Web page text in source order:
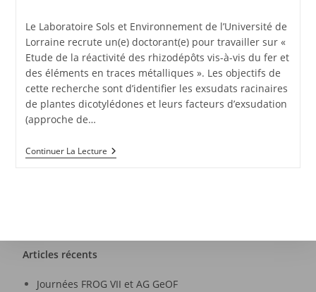
Le Laboratoire Sols et Environnement de l’Université de
Lorraine recrute un(e) doctorant(e) pour travailler sur «
Etude de la réactivité des rhizodépôts vis-à-vis du fer et
des éléments en traces métalliques ». Les objectifs de
cette recherche sont d’identifier les exsudats racinaires
de plantes dicotylédones et leurs facteurs d’exsudation
(approche de…
Continuer La Lecture
Articles récents
Journées FROG VII et AG GeOF